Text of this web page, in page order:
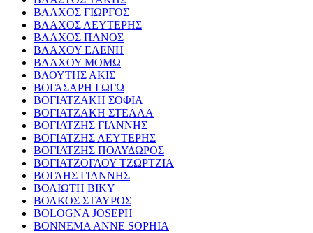
ΒΛΑΧΟΣ ΓΙΩΡΓΟΣ
ΒΛΑΧΟΣ ΛΕΥΤΕΡΗΣ
ΒΛΑΧΟΣ ΠΑΝΟΣ
ΒΛΑΧΟΥ ΕΛΕΝΗ
ΒΛΑΧΟΥ ΜΟΜΩ
ΒΛΟΥΤΗΣ ΑΚΙΣ
ΒΟΓΑΣΑΡΗ ΓΩΓΩ
ΒΟΓΙΑΤΖΑΚΗ ΣΟΦΙΑ
ΒΟΓΙΑΤΖΑΚΗ ΣΤΕΛΛΑ
ΒΟΓΙΑΤΖΗΣ ΓΙΑΝΝΗΣ
ΒΟΓΙΑΤΖΗΣ ΛΕΥΤΕΡΗΣ
ΒΟΓΙΑΤΖΗΣ ΠΟΛΥΔΩΡΟΣ
ΒΟΓΙΑΤΖΟΓΛΟΥ ΤΖΩΡΤΖΙΑ
ΒΟΓΛΗΣ ΓΙΑΝΝΗΣ
ΒΟΛΙΩΤΗ ΒΙΚΥ
ΒΟΛΚΟΣ ΣΤΑΥΡΟΣ
BOLOGNA JOSEPH
BONNEMA ANNE SOPHIA